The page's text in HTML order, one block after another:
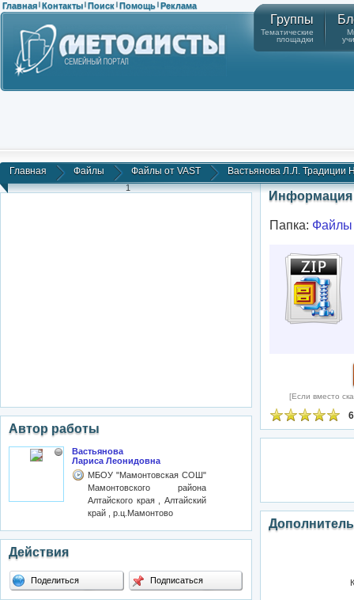
Главная | Контакты | Поиск | Помощь | Реклама
Группы
Тематические
площадки
Главная Файлы Файлы от VAST Вастьянова Л.Л. Традиции
1
Автор работы
Вастьянова
Лариса Леонидовна
МБОУ "Мамонтовская СОШ"
Мамонтовского района
Алтайского края , Алтайский
край , р.ц.Мамонтово
Действия
Поделиться Подписаться
Информация
Папка: Файлы
[Если вместо